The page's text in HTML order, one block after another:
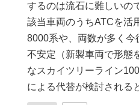
するのは流石に難しいの
該当車両のうちATCを活
8000系や、両数が多く
不安定（新製車両で形態
なスカイツリーライン
による代替が検討される